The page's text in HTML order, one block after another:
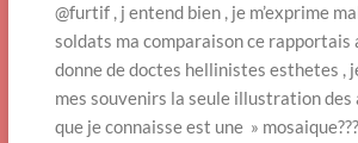
@furtif , j entend bien , je m’exprime
soldats ma comparaison ce rapportais
donne de doctes hellinistes esthetes ,
mes souvenirs la seule illustration des
que je connaisse est une »